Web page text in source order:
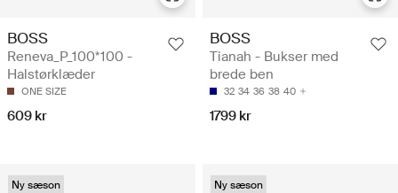
BOSS
Reneva_P_100*100 -
Halstørklæder
ONE SIZE
609 kr
BOSS
Tianah - Bukser med
brede ben
32 34 36 38 40
1799 kr
Ny sæson Ny sæson